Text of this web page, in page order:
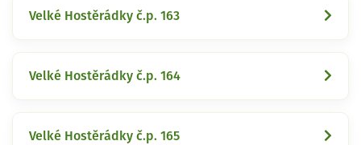
Velké Hostěrádky č.p. 163
Velké Hostěrádky č.p. 164
Velké Hostěrádky č.p. 165